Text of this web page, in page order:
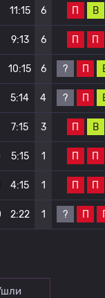
11:15 6 П В
9:13 6 П П
10:15 6 ? П
5:14 4 ? П
7:15 3 П В
5:15 1 П П
4:15 1 П П
2:22 1 ? П